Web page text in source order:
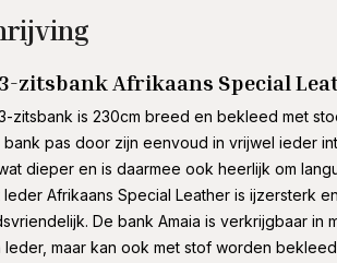
zitsbank Afrikaans Special
zitsbank is 230cm breed en bekleed met
bank pas door zijn eenvoud in vrijwel ieder
dieper en is daarmee ook heerlijk om
Afrikaans Special Leather is ijzersterk en
De bank Amaia is verkrijgbaar in
leder, maar kan ook met stof worden